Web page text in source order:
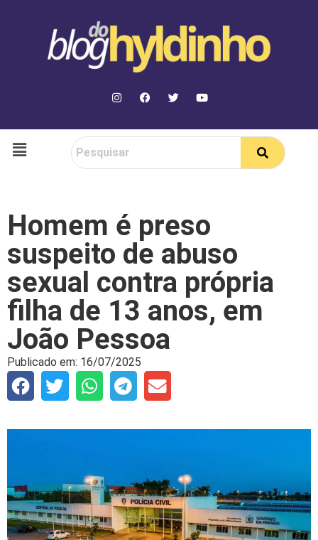
Homem é preso
suspeito de abuso
sexual contra própria
filha de 13 anos, em
João Pessoa
Publicado em: 16/07/2025